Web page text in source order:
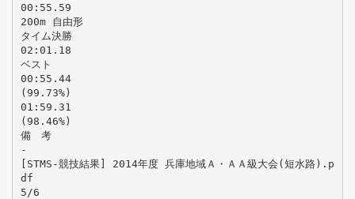
00:55.59
200m 自由形
タイム決勝
02:01.18
ベスト
00:55.44
(99.73%)
01:59.31
(98.46%)
備 考
-
[STMS-競技結果] 2014年度 兵庫地域Ａ・ＡＡ級大会(短水路).p
df
5/6